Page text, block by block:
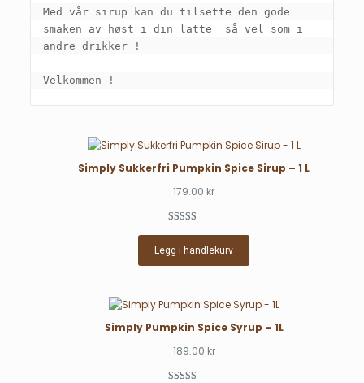
Med vår sirup kan du tilsette den gode
smaken av høst i din latte  så vel som i
andre drikker !
Velkommen !
Simply Sukkerfri Pumpkin Spice Sirup – 1 L
179.00 kr
av 5 basert
Legg i handlekurv
Simply Pumpkin Spice Syrup – 1L
189.00 kr